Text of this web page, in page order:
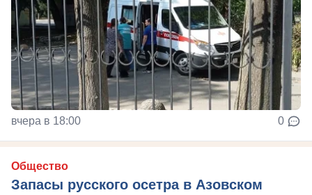
вчера в 18:00 0
Общество
Запасы русского осетра в Азовском